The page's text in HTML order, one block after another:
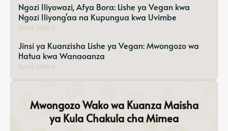
Ngozi Iliyowazi, Afya Bora: Lishe ya Vegan kwa
Ngozi Iliyong'aa na Kupungua kwa Uvimbe
Jinsi ya Kuanzisha Lishe ya Vegan: Mwongozo wa
Hatua kwa Wanaoanza
Mwongozo Wako wa Kuanza Maisha
ya Kula Chakula cha Mimea